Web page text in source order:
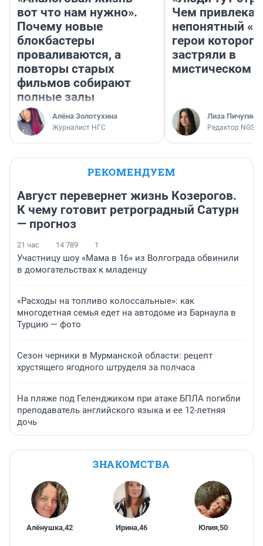
вот что нам нужно».
Почему новые
блокбастеры
проваливаются, а
повторы старых
фильмов собирают
полные залы
Алёна Золотухина
Журналист НГС
Чем
непонятный
герои которого
застряли в
мистическом
Лиза Пичугина
Редактор
РЕКОМЕНДУЕМ
Август перевернет жизнь Козерогов.
К чему готовит ретроградный Сатурн
— прогноз
21 час 14 789 1
Участницу шоу «Мама в 16» из Волгограда обвинили
в домогательствах к младенцу
«Расходы на топливо колоссальные»: как
многодетная семья едет на автодоме из Барнаула в
Турцию — фото
Сезон черники в Мурманской области: рецепт
хрустящего ягодного штруделя за полчаса
На пляже под Геленджиком при атаке БПЛА погибли
преподаватель английского языка и ее 12-летняя
дочь
ЗНАКОМСТВА
Алёнушка,42 Ирина,46 Юлия,50